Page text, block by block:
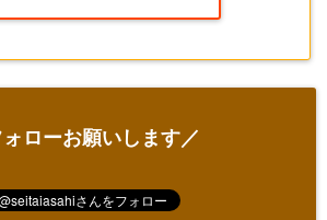
ォローお願いします／